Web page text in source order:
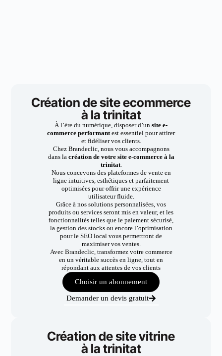
Création de site ecommerce
à la trinitat
À l’ère du numérique, disposer d’un site e-
commerce performantest essentiel pour attirer
et fidéliser vos clients.
Chez Brandeclic, nous vous accompagnons
dans la création de votre site e-commerce à la
trinitat.
Nous concevons des plateformes de vente en
ligne intuitives, esthétiques et parfaitement
optimisées pour offrir une expérience
utilisateur fluide.
Grâce à nos solutions personnalisées, vos
produits ou services seront mis en valeur, et les
fonctionnalités telles que le paiement sécurisé,
la gestion des stocks ou encore l’optimisation
pour le SEO local vous permettront de
maximiser vos ventes.
Avec Brandeclic, transformez votre commerce
en un véritable succès en ligne, tout en
répondant aux attentes de vos clients
Choisir un abonnement
Demander un devis gratuit
Création de site vitrine
à la trinitat